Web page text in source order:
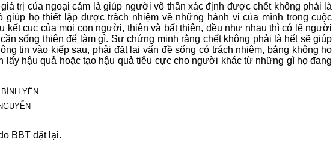
trị của ngoại cảm là giúp người vô thần xác định được chết không phải là
giúp họ thiết lập được trách nhiệm về những hành vi của mình trong cuộc
kết cục của mọi con người, thiện và bất thiện, đều như nhau thì có lẽ người
sống thiện để làm gì. Sự chứng minh rằng chết không phải là hết sẽ giúp
tin vào kiếp sau, phải đặt lại vấn đề sống có trách nhiệm, bằng không họ
lấy hậu quả hoặc tạo hậu quả tiêu cực cho người khác từ những gì họ đang
YÊN
BBT đặt lại.